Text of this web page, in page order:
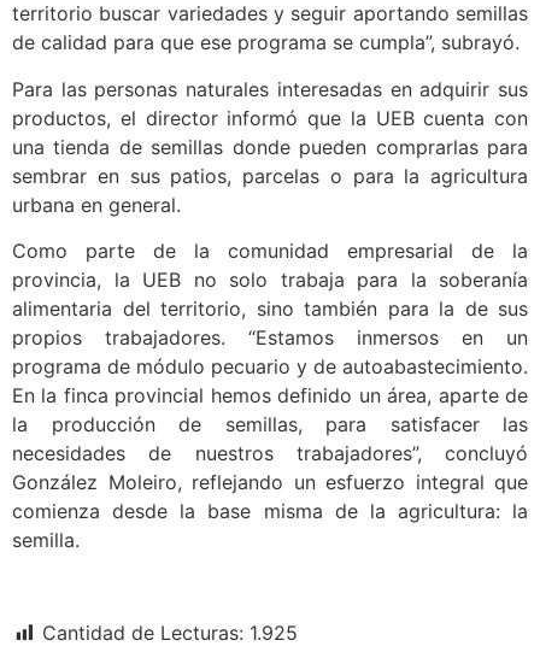
territorio buscar variedades y seguir aportando semillas
de calidad para que ese programa se cumpla”, subrayó.
Para las personas naturales interesadas en adquirir sus
productos, el director informó que la UEB cuenta con
una tienda de semillas donde pueden comprarlas para
sembrar en sus patios, parcelas o para la agricultura
urbana en general.
Como parte de la comunidad empresarial de la
provincia, la UEB no solo trabaja para la soberanía
alimentaria del territorio, sino también para la de sus
propios trabajadores. “Estamos inmersos en un
programa de módulo pecuario y de autoabastecimiento.
En la finca provincial hemos definido un área, aparte de
la producción de semillas, para satisfacer las
necesidades de nuestros trabajadores”, concluyó
González Moleiro, reflejando un esfuerzo integral que
comienza desde la base misma de la agricultura: la
semilla.
Cantidad de Lecturas: 1.925